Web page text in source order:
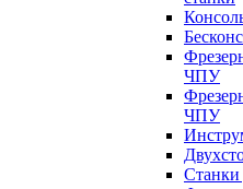
ЧПУ
ЧПУ
Станки